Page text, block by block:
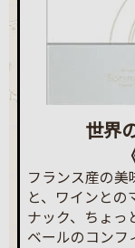
世界
フランス産の
と、ワインと
ナック、ちょっ
ベールのコンフ